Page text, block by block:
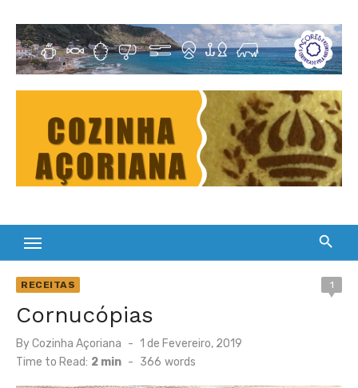
content
Cultura Gastronómica dos Açores
RECEITAS 1
Cornucópias
ByCozinha Açoriana
Posted
on
1 de Fevereiro, 2019
Time to Read: 2 min - 366 words